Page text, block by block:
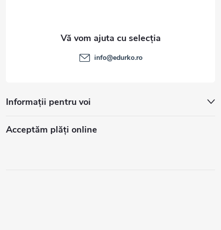
Informații pentru voi
Acceptăm plăţi online
info@edurko.ro